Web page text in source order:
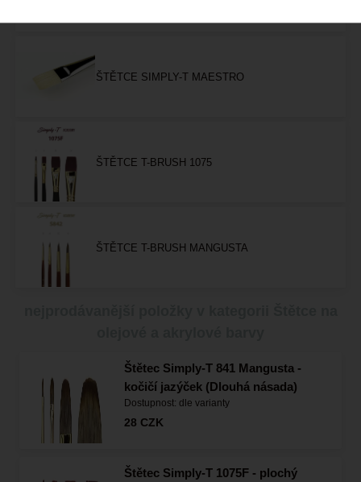
ŠTĚTCE SIMPLY-T MAESTRO
ŠTĚTCE T-BRUSH 1075
ŠTĚTCE T-BRUSH MANGUSTA
Štětec Simply-T 841 Mangusta -
kočičí jazýček (Dlouhá násada)
Dostupnost: dle varianty
28 CZK
Štětec Simply-T 1075F - plochý